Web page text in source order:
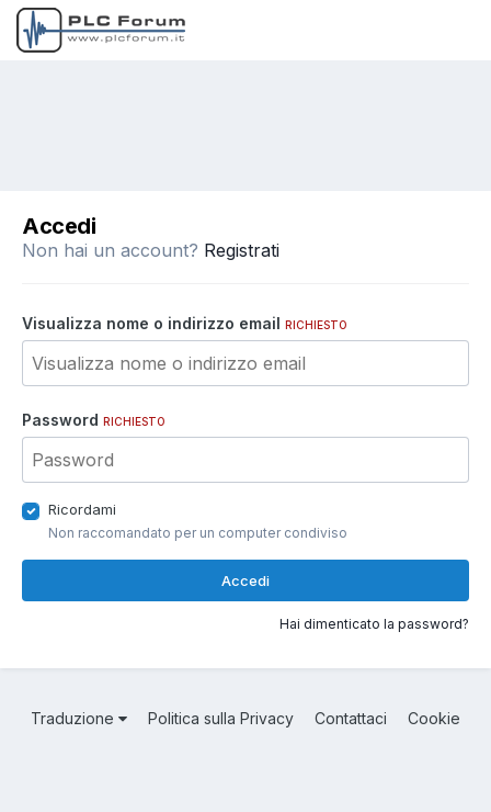
Accedi
Non hai un account? Registrati
Visualizza nome o indirizzo email RICHIESTO
Password RICHIESTO
Ricordami
Non raccomandato per un computer condiviso
Accedi
Hai dimenticato la password?
Traduzione Politica sulla Privacy Contattaci Cookie